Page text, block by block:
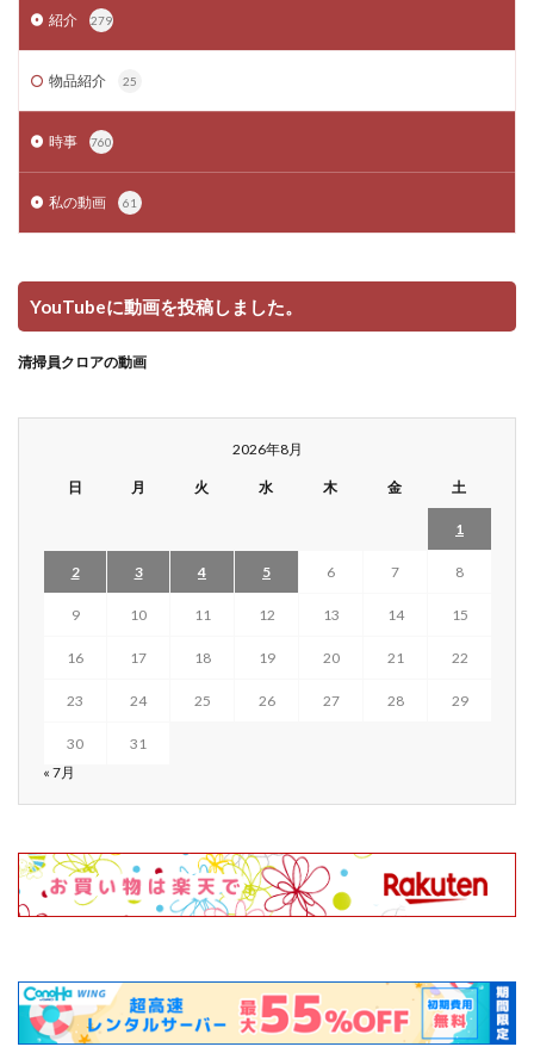
紹介 279
物品紹介 25
時事 760
私の動画 61
YouTubeに動画を投稿しました。
清掃員クロアの動画
2026年8月
日 月 火 水 木 金 土
1
2 3 4 5 6 7 8
9 10 11 12 13 14 15
16 17 18 19 20 21 22
23 24 25 26 27 28 29
30
31
« 7月